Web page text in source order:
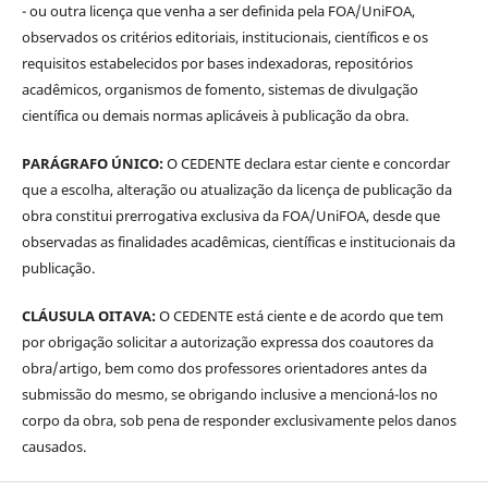
- ou outra licença que venha a ser definida pela FOA/UniFOA,
observados os critérios editoriais, institucionais, científicos e os
requisitos estabelecidos por bases indexadoras, repositórios
acadêmicos, organismos de fomento, sistemas de divulgação
científica ou demais normas aplicáveis à publicação da obra.
PARÁGRAFO ÚNICO:O CEDENTE declara estar ciente e concordar
que a escolha, alteração ou atualização da licença de publicação da
obra constitui prerrogativa exclusiva da FOA/UniFOA, desde que
observadas as finalidades acadêmicas, científicas e institucionais da
publicação.
CLÁUSULA OITAVA:O CEDENTE está ciente e de acordo que tem
por obrigação solicitar a autorização expressa dos coautores da
obra/artigo, bem como dos professores orientadores antes da
submissão do mesmo, se obrigando inclusive a mencioná-los no
corpo da obra, sob pena de responder exclusivamente pelos danos
causados.